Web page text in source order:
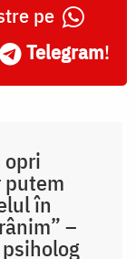
pe
Telegram!
opri
în
–